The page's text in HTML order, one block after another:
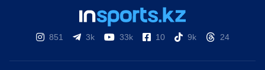
851 3k 33k 10 9k 24